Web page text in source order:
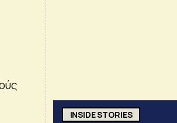
INSIDE STORIES